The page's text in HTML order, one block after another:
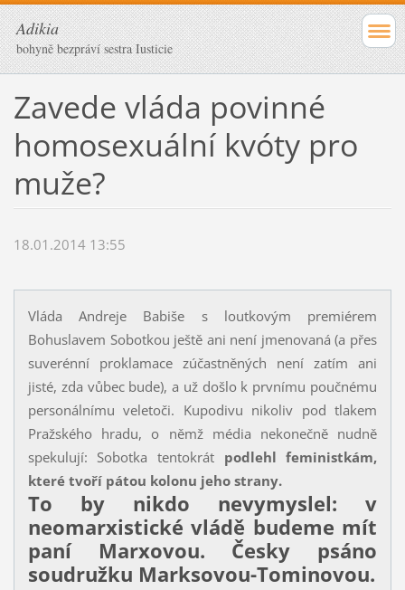
Adikia
bohyně bezpráví sestra Iusticie
Zavede vláda povinné
homosexuální kvóty pro
muže?
18.01.2014 13:55
Vláda Andreje Babiše s loutkovým premiérem
Bohuslavem Sobotkou ještě ani není jmenovaná (a přes
suverénní proklamace zúčastněných není zatím ani
jisté, zda vůbec bude), a už došlo k prvnímu poučnému
personálnímu veletoči. Kupodivu nikoliv pod tlakem
Pražského hradu, o němž média nekonečně nudně
spekulují: Sobotka tentokrát podlehl feministkám,
které tvoří pátou kolonu jeho strany.
To by nikdo nevymyslel: v
neomarxistické vládě budeme mít
paní Marxovou. Česky psáno
soudružku Marksovou-Tominovou.